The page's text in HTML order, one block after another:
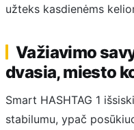
užteks kasdienėms
Važiavimo
dvasia, miesto
Smart HASHTAG 1
stabilumu, ypač